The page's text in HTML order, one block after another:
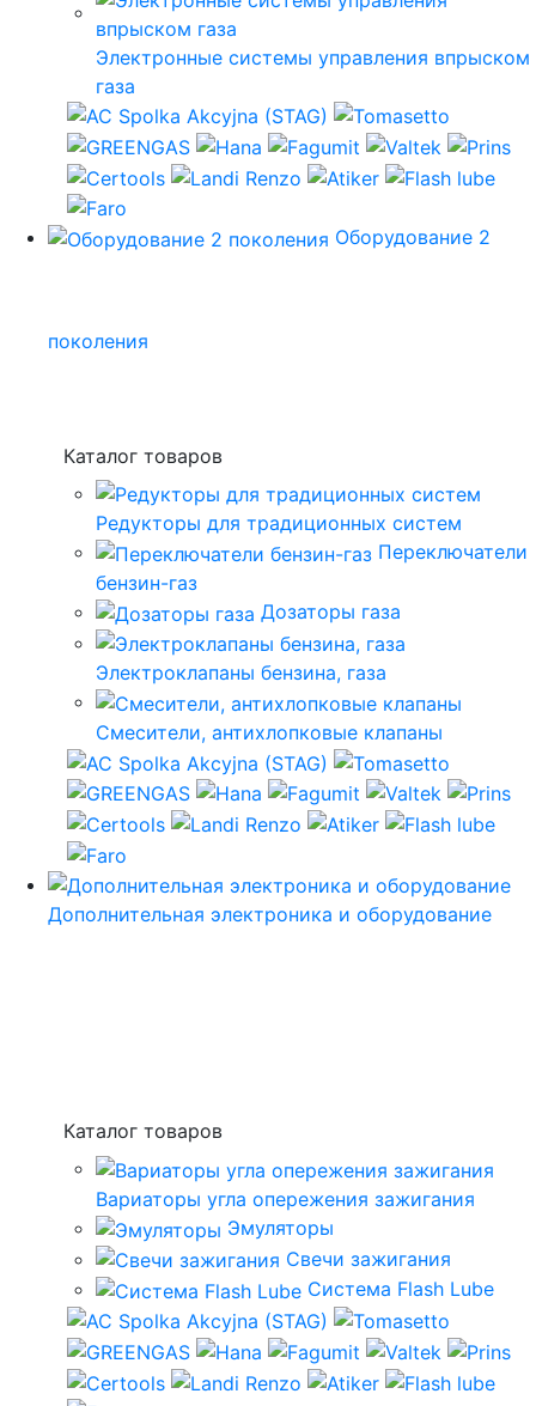
Электронные системы управления впрыском
газа
Оборудование 2
поколения
Каталог товаров
Редукторы для традиционных систем
Переключатели
бензин-газ
Дозаторы газа
Электроклапаны бензина, газа
Смесители, антихлопковые клапаны
Дополнительная электроника и оборудование
Каталог товаров
Вариаторы угла опережения зажигания
Эмуляторы
Свечи зажигания
Система Flash Lube